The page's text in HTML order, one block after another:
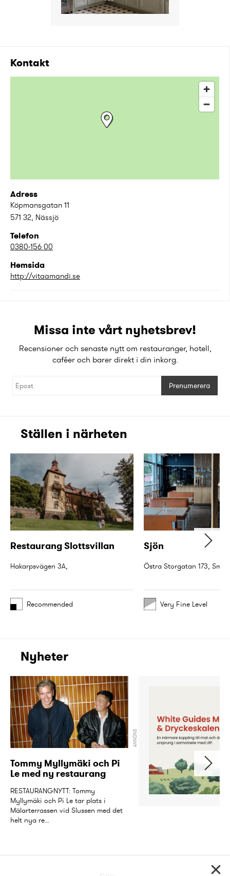
Kontakt
Adress
Köpmansgatan 11
571 32, Nässjö
Telefon
0380-156 00
Hemsida
http://vitaamandi.se
Missa inte vårt nyhetsbrev!
Recensioner och senaste nytt om restauranger, hotell,
caféer och barer direkt i din inkorg.
Prenumerera
Ställen i närheten
Restaurang Slottsvillan
Hakarpsvägen 3A,
Recommended
Sjön
Very Fine Level
Nyheter
Tommy Myllymäki och Pi
Le med ny restaurang
RESTAURANGNYTT: Tommy
Myllymäki och Pi Le tar plats i
Mälarterrassen vid Slussen med det
helt nya re...
ANNONS